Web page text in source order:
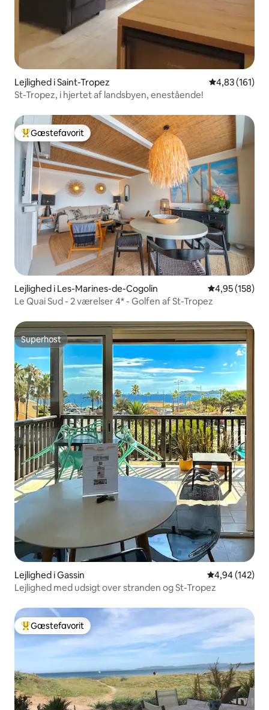
Lejlighed i Saint-Tropez 4,83 ud af 5 i
4,83 (161)
St-Tropez, i hjertet af landsbyen, enestående!
Bedste gæstefavorit
Gæstefavorit
Lejlighed i Les-Marines-de-Cogolin 4,95 ud af 5 i
4,95 (158)
Le Quai Sud - 2 værelser 4* - Golfen af St-Tropez
Superhost
Superhost
Lejlighed i Gassin 4,94 ud af 5 i
4,94 (142)
Lejlighed med udsigt over stranden og St-Tropez
Bedste gæstefavorit
Gæstefavorit